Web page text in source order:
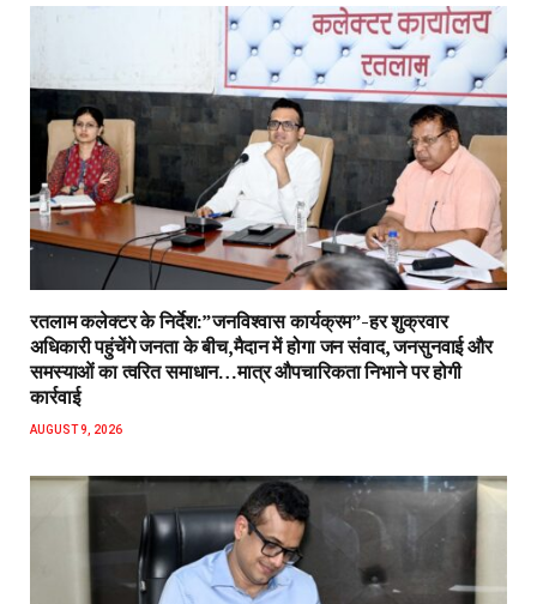
रतलाम कलेक्टर के निर्देश:”जनविश्वास कार्यक्रम”-हर शुक्रवार
अधिकारी पहुंचेंगे जनता के बीच,मैदान में होगा जन संवाद, जनसुनवाई और
समस्याओं का त्वरित समाधान…मात्र औपचारिकता निभाने पर होगी
कार्रवाई
AUGUST 9, 2026